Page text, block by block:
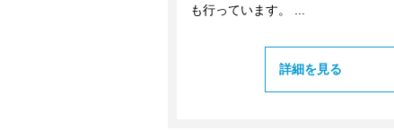
も行っています。 ...
詳細を見る